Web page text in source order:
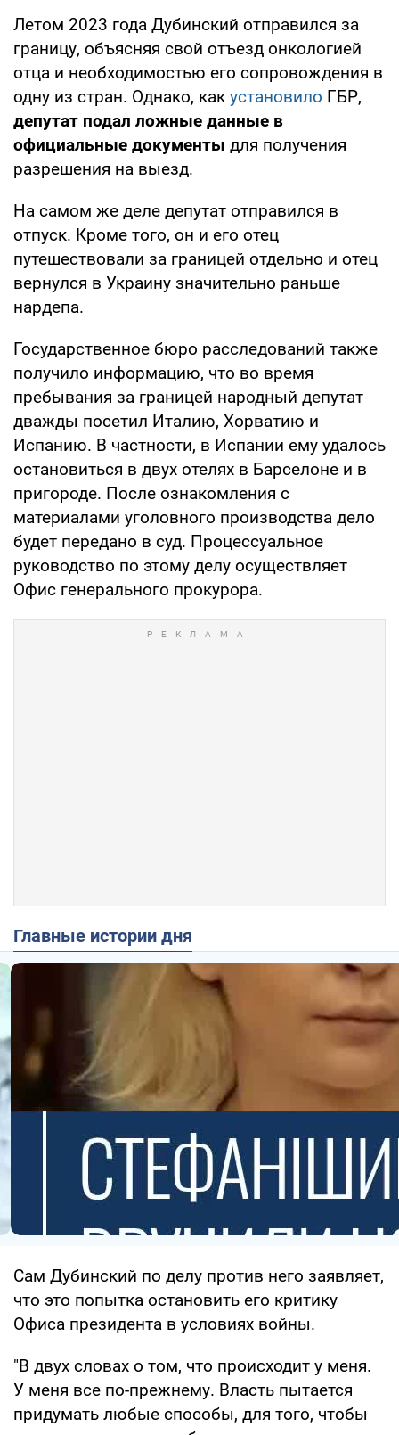
Летом 2023 года Дубинский отправился за
границу, объясняя свой отъезд онкологией
отца и необходимостью его сопровождения в
одну из стран. Однако, как установило ГБР,
депутат подал ложные данные в
официальные документы для получения
разрешения на выезд.
На самом же деле депутат отправился в
отпуск. Кроме того, он и его отец
путешествовали за границей отдельно и отец
вернулся в Украину значительно раньше
нардепа.
Государственное бюро расследований также
получило информацию, что во время
пребывания за границей народный депутат
дважды посетил Италию, Хорватию и
Испанию. В частности, в Испании ему удалось
остановиться в двух отелях в Барселоне и в
пригороде. После ознакомления с
материалами уголовного производства дело
будет передано в суд. Процессуальное
руководство по этому делу осуществляет
Офис генерального прокурора.
Главные истории дня
Сам Дубинский по делу против него заявляет,
что это попытка остановить его критику
Офиса президента в условиях войны.
"В двух словах о том, что происходит у меня.
У меня все по-прежнему. Власть пытается
придумать любые способы, для того, чтобы